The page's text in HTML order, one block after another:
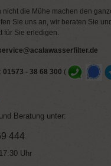
nicht die Mühe machen den
Sie uns an, wir beraten Sie
für Sie erledigen.
01573 - 38 68 300 (
Beratung unter:
444
Uhr